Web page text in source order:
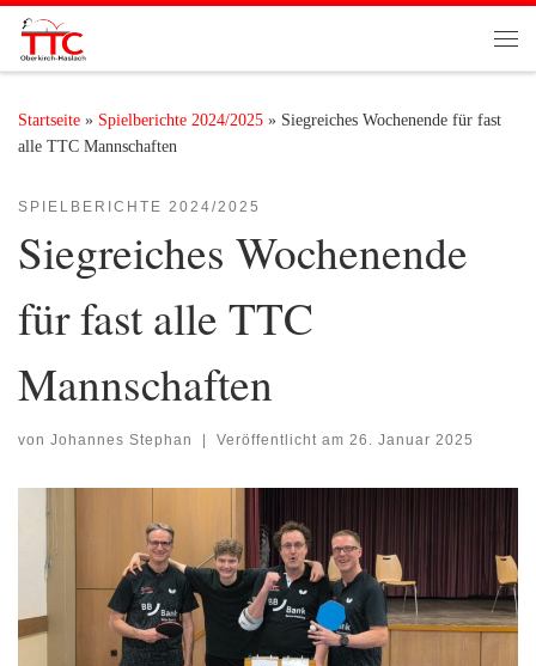
Zum Inhalt springen
Startseite » Spielberichte 2024/2025 » Siegreiches Wochenende für fast
alle TTC Mannschaften
SPIELBERICHTE 2024/2025
Siegreiches Wochenende
für fast alle TTC
Mannschaften
von Johannes Stephan Veröffentlicht am 26. Januar 2025